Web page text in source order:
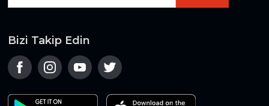
Bizi Takip Edin